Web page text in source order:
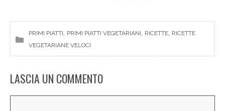
PRIMI PIATTI, PRIMI PIATTI VEGETARIANI, RICETTE, RICETTE
VEGETARIANE VELOCI
LASCIA UN COMMENTO